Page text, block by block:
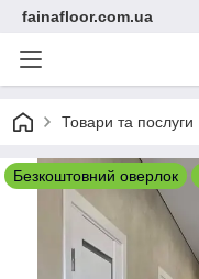
fainafloor.com.ua
Товари та послуги
Безкоштовний оверлок